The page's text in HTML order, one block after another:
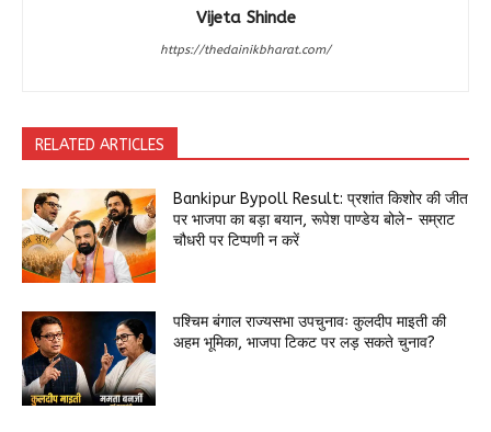
Vijeta Shinde
https://thedainikbharat.com/
RELATED ARTICLES
Bankipur Bypoll Result: प्रशांत किशोर की जीत
पर भाजपा का बड़ा बयान, रूपेश पाण्डेय बोले- सम्राट
चौधरी पर टिप्पणी न करें
पश्चिम बंगाल राज्यसभा उपचुनावः कुलदीप माइती की
अहम भूमिका, भाजपा टिकट पर लड़ सकते चुनाव?